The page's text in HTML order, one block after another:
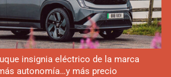
insignia eléctrico de la marca
autonomía…y más precio